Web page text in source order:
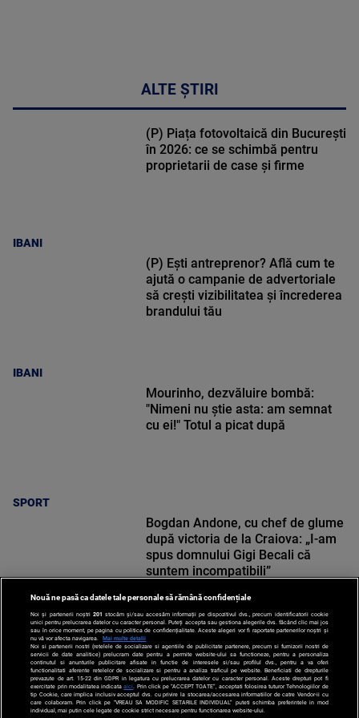
ALTE ȘTIRI
IBANI
(P) Piața fotovoltaică din București
în 2026: ce se schimbă pentru
proprietarii de case și firme
IBANI
(P) Ești antreprenor? Află cum te
ajută o campanie de advertoriale
să crești vizibilitatea și încrederea
brandului tău
SPORT
Mourinho, dezvăluire bombă:
"Nimeni nu știe asta: am semnat
cu ei!" Totul a picat după
SPORT
Bogdan Andone, cu chef de glume
după victoria de la Craiova: „I-am
spus domnului Gigi Becali că
suntem incompatibili”
Nouă ne pasă ca datele tale personale să rămână confidențiale
Noi și partenerii noștri 201 stocăm și/sau accesăm informații pe dispozitivul dvs., precum identificatorii cookie
unici pentru prelucrarea datelor cu caracter personal. Puteți accepta sau gestiona alegerile dvs. făcând clic mai jos
sau în orice moment, pe pagina cu politica de confidențialitate. Aceste alegeri vor fi raportate partenerilor noștri și
nu vă vor afecta navigarea.
Mai multe detalii
Noi si partenerii nostri (retelele de socializare si agentiile de publicitate partenere, precum si furnizorii nostri de
servicii de date analitice) prelucram date pentru a permite website-ului sa functioneze, pentru a personaliza
continutul si anunturile publicitare afisate in functie de interesele si/sau profilul dvs., pentru a va oferi
functionalitati aferente retelelor de socializare si pentru a analiza traficul pe website. Beneficiati de drepturile
prevazute de art. 15-22 din GDPR in legatura cu prelucrarea datelor cu caracter personal. Aceste drepturi pot fi
exercitate prin modalitatea indicataaici . Prin click pe “ACCEPT TOATE”, acceptati folosirea tuturor Tehnologiilor de
tip Cookie, care implica inclusiv acceptul dvs. cu privire la stocarea/accesarea informatiilor de catre Vendor-ii cu
care colaboram. Prin click pe “VREAU SA MODIFIC SETARILE INDIVIDUAL” puteti schimba preferintele in mod
individual, mai putin cele legate de cookie strict necesare pentru functionarea website-ului.